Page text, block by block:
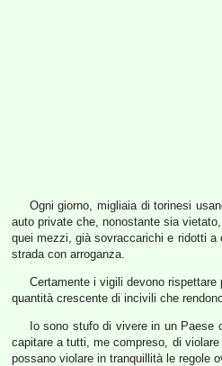
Ogni giorno, migliaia di torinesi
auto private che, nonostante sia
quei mezzi, già sovraccarichi e ridotti a
strada con arroganza.
Certamente i vigili devono
quantità crescente di incivili che
Io sono stufo di vivere in un
capitare a tutti, me compreso, di
possano violare in tranquillità le regole